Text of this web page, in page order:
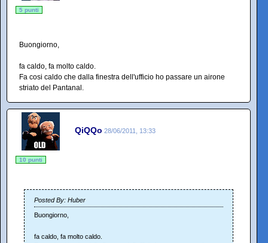
5 punti
Buongiorno,
fa caldo, fa molto caldo.
Fa cosi caldo che dalla finestra dell'ufficio ho passare un airone
striato del Pantanal.
QiQQo 28/06/2011, 13:33
10 punti
Posted By: Huber
Buongiorno,
fa caldo, fa molto caldo.